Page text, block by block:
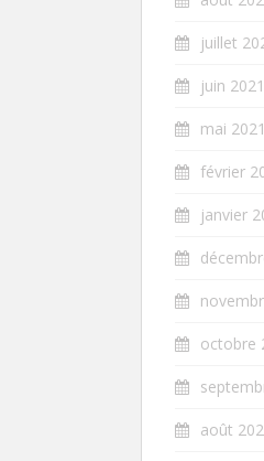
juillet
juin 2021
mai 2021
février
janvier
octobre
août